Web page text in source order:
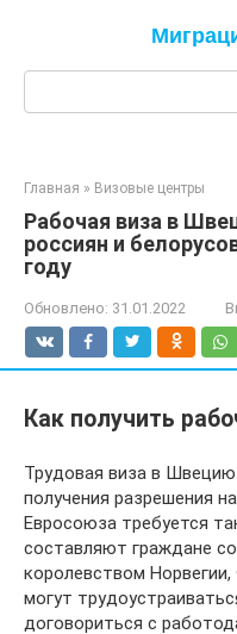
Главная » Визовые центры
Рабочая виза в
россиян и
году
Обновлено: 31.01.2022
Как получить
Трудовая виза в
получения разрешения
Евросоюза требуется
составляют граждане
королевством
могут
договориться с